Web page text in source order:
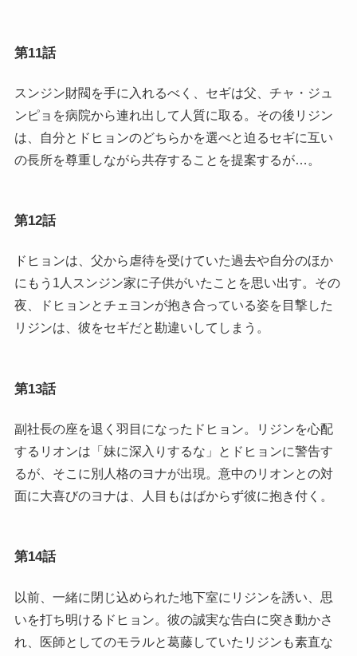
第11話
スンジン財閥を手に入れるべく、セギは父、チャ・ジュ
ンピョを病院から連れ出して人質に取る。その後リジン
は、自分とドヒョンのどちらかを選べと迫るセギに互い
の長所を尊重しながら共存することを提案するが…。
第12話
ドヒョンは、父から虐待を受けていた過去や自分のほか
にもう1人スンジン家に子供がいたことを思い出す。その
夜、ドヒョンとチェヨンが抱き合っている姿を目撃した
リジンは、彼をセギだと勘違いしてしまう。
第13話
副社長の座を退く羽目になったドヒョン。リジンを心配
するリオンは「妹に深入りするな」とドヒョンに警告す
るが、そこに別人格のヨナが出現。意中のリオンとの対
面に大喜びのヨナは、人目もはばからず彼に抱き付く。
第14話
以前、一緒に閉じ込められた地下室にリジンを誘い、思
いを打ち明けるドヒョン。彼の誠実な告白に突き動かさ
れ、医師としてのモラルと葛藤していたリジンも素直な